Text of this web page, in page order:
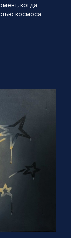
когда
космоса.